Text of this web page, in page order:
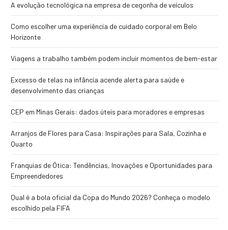
A evolução tecnológica na empresa de cegonha de veículos
Como escolher uma experiência de cuidado corporal em Belo
Horizonte
Viagens a trabalho também podem incluir momentos de bem-estar
Excesso de telas na infância acende alerta para saúde e
desenvolvimento das crianças
CEP em Minas Gerais: dados úteis para moradores e empresas
Arranjos de Flores para Casa: Inspirações para Sala, Cozinha e
Quarto
Franquias de Ótica: Tendências, Inovações e Oportunidades para
Empreendedores
Qual é a bola oficial da Copa do Mundo 2026? Conheça o modelo
escolhido pela FIFA